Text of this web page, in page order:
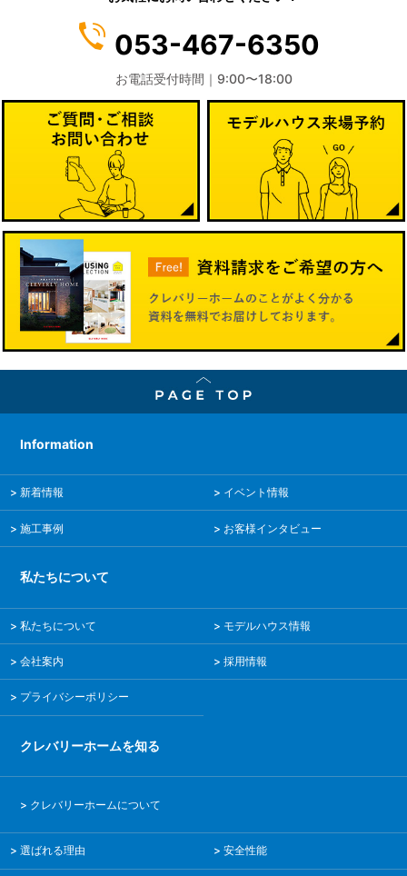
の各種設定情報なども含みます），IPアドレス，クッキー情
報，位置情報，端末の個体識別情報などの履歴情報および特
性情報を，ユーザーが当社や提携先のサービスを利用しまた
第３条（個人情報を収集・利用する目的）
当社が個人情報を収集・利用する目的は，以下のとおりで
（1）ユーザーに自分の登録情報の閲覧や修正，利用状況の閲
覧を行っていただくために，氏名，住所，連絡先，支払方法
などの登録情報，利用されたサービスや購入された商品，お
よびそれらの代金などに関する情報を表示する目的
（2）ユーザーにお知らせや連絡をするためにメールアドレス
を利用する場合やユーザーに商品を送付したり必要に応じて
連絡したりするため，氏名や住所などの連絡先情報を利用す
る目的
（3）ユーザーの本人確認を行うために，氏名，生年月日，住
所，電話番号，銀行口座番号，クレジットカード番号，運転
免許証番号，配達証明付き郵便の到達結果などの情報を利用
する目的
数量，利用されたサービスの種類や期間，回数，請求金額，
氏名，住所，銀行口座番号やクレジットカード番号などの支
払に関する情報などを利用する目的
ユーザーのご指示に基づいて他のサービスなど（提携先が提
供するものも含みます）に転送したりする目的
（6）代金の支払を遅滞したり第三者に損害を発生させたりす
るなど，本サービスの利用規約に違反したユーザーや，不
正・不当な目的でサービスを利用しようとするユーザーの利
用をお断りするために，利用態様，氏名や住所など個人を特
合わせ内容や代金の請求に関する情報など当社がユーザーに
（8）上記の利用目的に付随する目的
第４条（個人情報の第三者提供）
053-467-6350
お電話受付時間｜9:00〜18:00
Information
新着情報 イベント情報
施工事例 お客様インタビュー
私たちについて
私たちについて モデルハウス情報
会社案内 採用情報
プライバシーポリシー
クレバリーホームを知る
クレバリーホームについて
選ばれる理由 安全性能